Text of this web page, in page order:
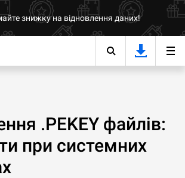
знижку на відновлення даних!
.PEKEY файлів:
при системних